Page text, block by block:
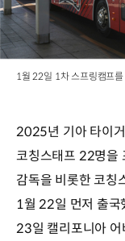
1월 22일 1차 스프링캠프
2025년 기아 타이
코칭스태프 22명을
감독을 비롯한 코칭
1월 22일 먼저 출국
23일 캘리포니아 어